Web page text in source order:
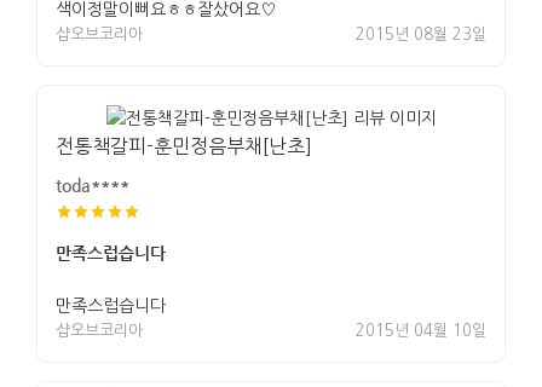
색이정말이뻐요ㅎㅎ잘샀어요♡
샵오브코리아 2015년 08월 23일
전통책갈피-훈민정음부채[난초]
toda****
만족스럽습니다
만족스럽습니다
샵오브코리아 2015년 04월 10일